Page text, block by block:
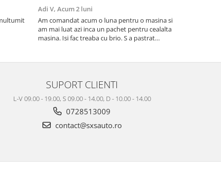
Adi V, Acum 2 luni
Am comandat acum o luna pentru o masina si
am mai luat azi inca un pachet pentru cealalta
masina. Isi fac treaba cu brio. S a pastrat
SUPORT CLIENTI
L-V 09.00 - 19.00, S 09.00 - 14.00, D - 10.00 - 14.00
0728513009
contact@sxsauto.ro